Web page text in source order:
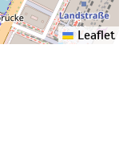
Leaflet